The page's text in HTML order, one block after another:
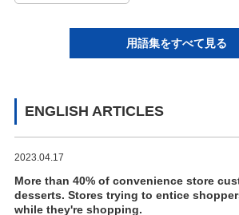
用語集をすべて見る
ENGLISH ARTICLES
2023.04.17
More than 40% of convenience store
desserts. Stores trying to entice
while they're shopping.